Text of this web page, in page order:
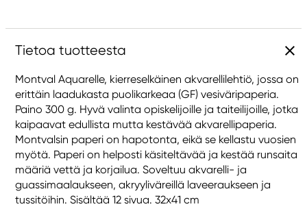
Tietoa tuotteesta
Montval Aquarelle, kierreselkäinen akvarellilehtiö, jossa on
erittäin laadukasta puolikarkeaa (GF) vesiväripaperia.
Paino 300 g. Hyvä valinta opiskelijoille ja taiteilijoille, jotka
kaipaavat edullista mutta kestävää akvarellipaperia.
Montvalsin paperi on hapotonta, eikä se kellastu vuosien
myötä. Paperi on helposti käsiteltävää ja kestää runsaita
määriä vettä ja korjailua. Soveltuu akvarelli- ja
guassimaalaukseen, akryyliväreillä laveeraukseen ja
tussitöihin. Sisältää 12 sivua. 32x41 cm